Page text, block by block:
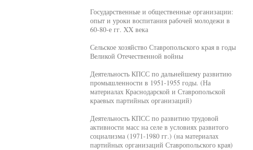
Государственные и общественные организации:
опыт и уроки воспитания рабочей молодежи в
60-80-е гг. XX века
Сельское хозяйство Ставропольского края в годы
Великой Отечественной войны
Деятельность КПСС по дальнейшему развитию
промышленности в 1951-1955 годы. (На
материалах Краснодарской и Ставропольской
краевых партийных организаций)
Деятельность КПСС по развитию трудовой
активности масс на селе в условиях развитого
социализма (1971-1980 гг.) (на материалах
партийных организаций Ставропольского края)